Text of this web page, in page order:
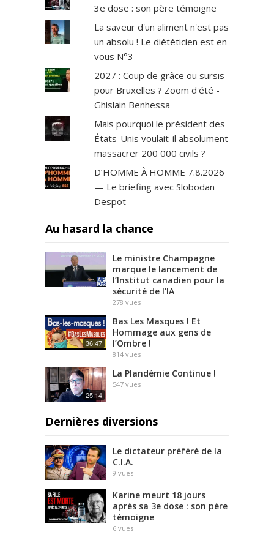
3e dose : son père témoigne
La saveur d'un aliment n'est pas
un absolu ! Le diététicien est en
vous N°3
2027 : Coup de grâce ou sursis
pour Bruxelles ? Zoom d'été -
Ghislain Benhessa
Mais pourquoi le président des
États-Unis voulait-il absolument
massacrer 200 000 civils ?
D’HOMME À HOMME 7.8.2026
— Le briefing avec Slobodan
Despot
Au hasard la chance
Le ministre Champagne
marque le lancement de
l’Institut canadien pour la
sécurité de l’IA
278 vues
36:47
Bas Les Masques ! Et
Hommage aux gens de
l’Ombre !
814 vues
25:14
La Plandémie Continue !
547 vues
Dernières diversions
Le dictateur préféré de la
C.I.A.
9 vues
Karine meurt 18 jours
après sa 3e dose : son père
témoigne
6 vues